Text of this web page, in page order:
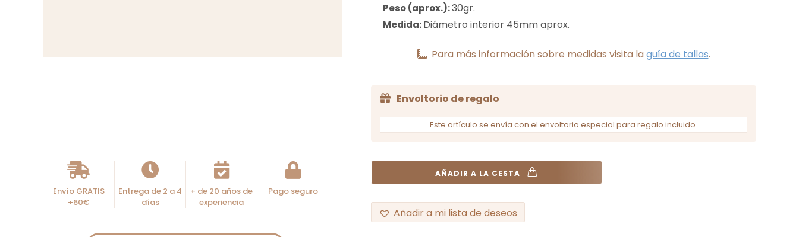
Peso (aprox.):30gr.
Medida:Diámetro interior 45mm aprox.
Para más información sobre medidas visita laguía de tallas.
Envoltorio de regalo
Este artículo se envía con el envoltorio especial para regalo incluido.
AÑADIR A LA CESTA
Añadir a mi lista de deseos
Envío GRATIS
+60€
Entrega de 2 a 4
días
+ de 20 años de
experiencia
Pago seguro